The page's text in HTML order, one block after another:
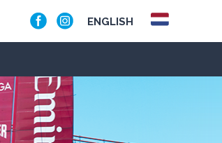
ENGLISH